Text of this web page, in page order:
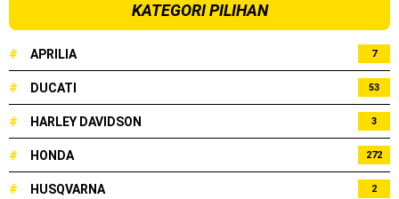
KATEGORI PILIHAN
# APRILIA 7
# DUCATI 53
# HARLEY DAVIDSON 3
# HONDA 272
# HUSQVARNA 2